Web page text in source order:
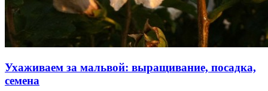
Ухаживаем за мальвой: выращивание, посадка,
семена